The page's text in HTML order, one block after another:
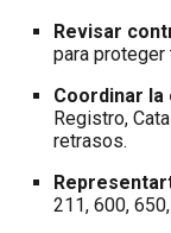
Revisar
para
Coordinar
Registro,
retrasos.
211, 600,